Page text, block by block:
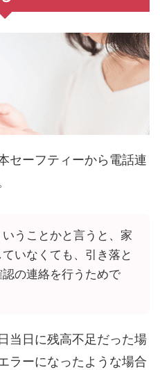
セーフティーから電話連
うことかと言うと、家
いなくても、引き落と
認の連絡を行うためで
当日に残高不足だった場
ラーになったような場合